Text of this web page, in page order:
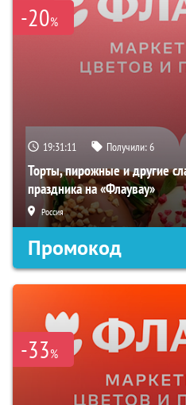
-20%
19:31:10 Получили:6
Торты, пирожные и другие
праздника на «Флаувау»
Россия
Промокод
-33%